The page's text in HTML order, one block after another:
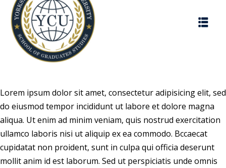
Lorem ipsum dolor sit amet, consectetur adipisicing elit, sed
do eiusmod tempor incididunt ut labore et dolore magna
aliqua. Ut enim ad minim veniam, quis nostrud exercitation
ullamco laboris nisi ut aliquip ex ea commodo. Bccaecat
cupidatat non proident, sunt in culpa qui officia deserunt
mollit anim id est laborum. Sed ut perspiciatis unde omnis